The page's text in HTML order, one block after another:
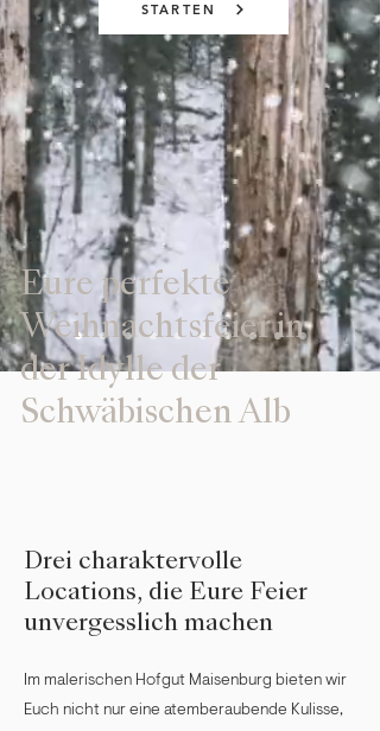
STARTEN
Eure perfekte
Weihnachtsfeier in
der Idylle der
Schwäbischen Alb
Drei charaktervolle
Locations, die Eure Feier
unvergesslich machen
Im malerischen Hofgut Maisenburg bieten wir
Euch nicht nur eine atemberaubende Kulisse,